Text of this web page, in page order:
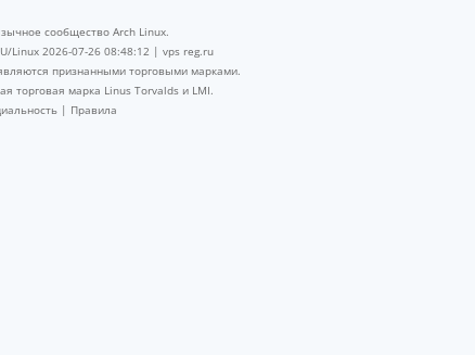
сообщество Arch Linux.
Linux 2026-07-26 08:48:12 | vps reg.ru
признанными торговыми марками.
торговая марка Linus Torvalds и LMI.
| Правила